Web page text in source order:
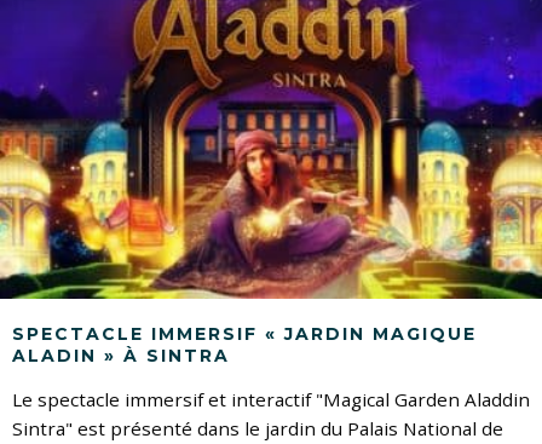
SPECTACLE IMMERSIF « JARDIN MAGIQUE
ALADIN » À SINTRA
Le spectacle immersif et interactif "Magical Garden Aladdin
Sintra" est présenté dans le jardin du Palais National de